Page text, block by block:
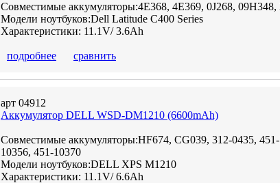
Совместимые аккумуляторы:4E368, 4E369, 0J268, 09H348,
Модели ноутбуков:Dell Latitude C400 Series
Характеристики: 11.1V/ 3.6Ah
подробнее сравнить
арт 04912
Аккумулятор DELL WSD-DM1210 (6600mAh)
Совместимые аккумуляторы:HF674, CG039, 312-0435,
10356, 451-10370
Модели ноутбуков:DELL XPS M1210
Характеристики: 11.1V/ 6.6Ah